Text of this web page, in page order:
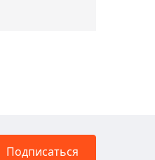
Подписаться